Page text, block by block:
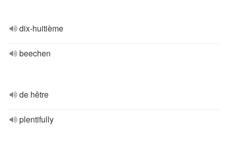
dix-huitième
beechen
de hêtre
plentifully